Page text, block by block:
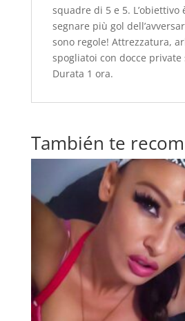
squadre di 5 e 5. L’obiettivo
segnare più gol
sono regole! Attrezzatura,
spogliatoi con docce private
Durata 1 ora.
También te